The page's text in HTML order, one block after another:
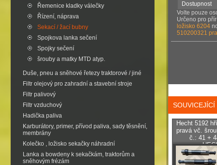
Řemenice kladky válečky
Řízení, náprava
Sekací / žací bubny
Spojkova lanka sečení
Spojky sečení
šrouby a matky MTD atyp.
Duše, pneu a sněhové řetezy traktorové / jiné
Filtr olejový pro zahradní a stavební stroje
Filtr palivový
Filtr vzduchový
Hadička paliva
Karburátory, primer, přívod paliva, sady těsnění,
membrány
Kolečko , ložisko sekačky náhradní
Lanka a bowdeny k sekačkám, traktorům a
sněhovým frézám
Dostupnost
Volte pouze
Určeno pro
ložisko 6204
510200321
Hecht 5192
pravá vč.
č.: 41 +